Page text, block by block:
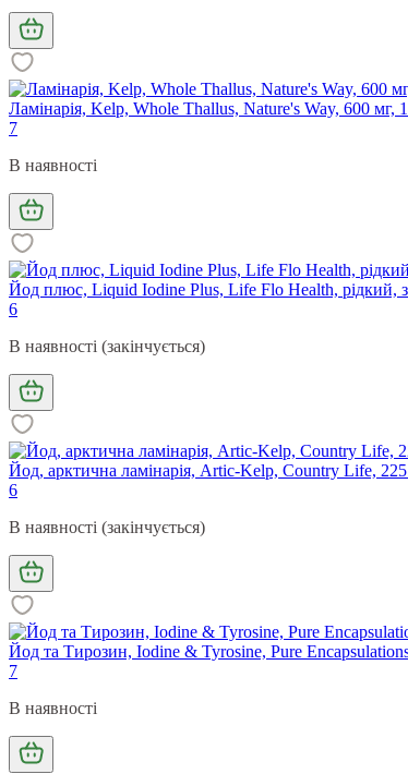
Ламінарія, Kelp, Whole Thallus, Nature's Way, 600 мг,
7
В наявності
Йод плюс, Liquid Iodine Plus, Life Flo Health, рідкий,
6
В наявності (закінчується)
Йод, арктична ламінарія, Artic-Kelp, Country Life, 225
6
В наявності (закінчується)
Йод та Тирозин, Iodine & Tyrosine, Pure
7
В наявності